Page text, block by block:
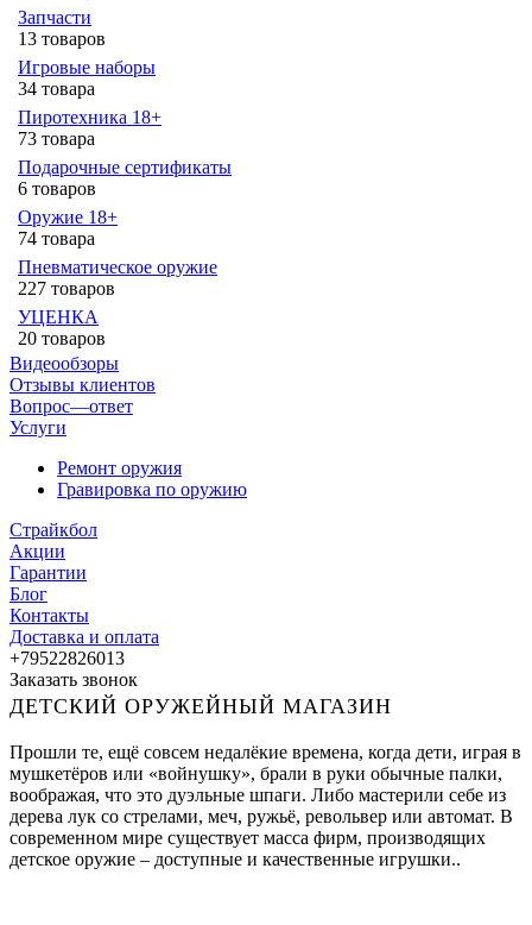
Запчасти
13 товаров
Игровые наборы
34 товара
Пиротехника 18+
73 товара
Подарочные сертификаты
6 товаров
Оружие 18+
74 товара
Пневматическое оружие
227 товаров
УЦЕНКА
20 товаров
Видеообзоры
Отзывы клиентов
Вопрос—ответ
Услуги
Ремонт оружия
Гравировка по оружию
Страйкбол
Акции
Гарантии
Блог
Контакты
Доставка и оплата
+79522826013
Заказать звонок
ДЕТСКИЙ ОРУЖЕЙНЫЙ МАГАЗИН
Прошли те, ещё совсем недалёкие времена, когда дети, играя в
мушкетёров или «войнушку», брали в руки обычные палки,
воображая, что это дуэльные шпаги. Либо мастерили себе из
дерева лук со стрелами, меч, ружьё, револьвер или автомат. В
современном мире существует масса фирм, производящих
детское оружие – доступные и качественные игрушки..